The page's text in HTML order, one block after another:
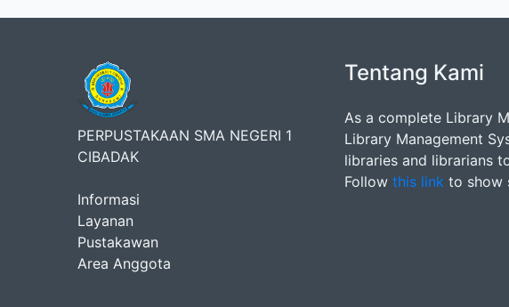
PERPUSTAKAAN SMA NEGERI 1
CIBADAK
Informasi
Layanan
Pustakawan
Area Anggota
Tentang Kami
As a complete Library
Library Management
libraries and librarians
Follow this link to show